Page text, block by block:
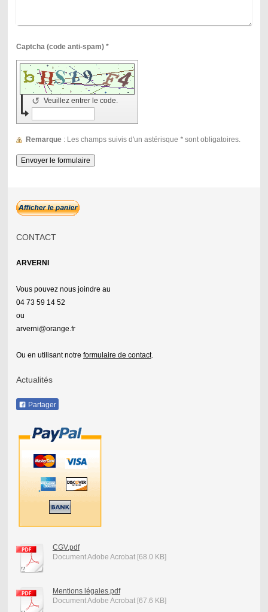
Captcha (code anti-spam) *
Veuillez entrer le code.
↺
Remarque : Les champs suivis d'un astérisque *sont obligatoires.
CONTACT
ARVERNI
Vous pouvez nous joindre au
04 73 59 14 52
ou
arverni@orange.fr
Ou en utilisant notre formulaire de contact.
Actualités
Partager
CGV.pdf
Document Adobe Acrobat [68.0 KB]
Mentions légales.pdf
Document Adobe Acrobat [67.6 KB]